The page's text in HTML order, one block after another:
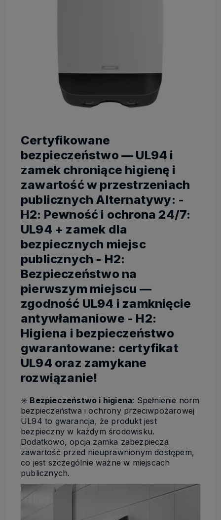
Certyfikowane
bezpieczeństwo — UL94 i
zamek chroniące higienę i
zawartość w przestrzeniach
publicznych Alternatywy: -
H2: Pewność i ochrona 24/7:
UL94 + zamek dla
bezpiecznych miejsc
publicznych - H2:
Bezpieczeństwo na
pierwszym miejscu —
zgodność UL94 i zamknięcie
antywłamaniowe - H2:
Higiena i bezpieczeństwo
gwarantowane: certyfikat
UL94 oraz zamykane
rozwiązanie!
✳️ Bezpieczeństwo i higiena: Spełnienie norm
bezpieczeństwa i ochrony przeciwpożarowej
UL94 to gwarancja, że produkt jest
bezpieczny w każdym środowisku.
Dodatkowo, opcja zamka zabezpiecza
zawartość przed nieuprawnionym dostępem,
co jest szczególnie ważne w miejscach
publicznych.